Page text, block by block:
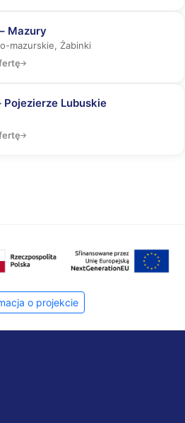
Mazury
mazurskie, Żabinki
Pojezierze Lubuskie
o projekcie